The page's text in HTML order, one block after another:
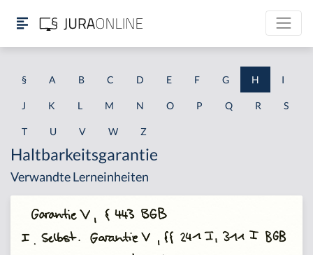
§ A B C D E F G H I
J K L M N O P Q R S
T U V W Z
Haltbarkeitsgarantie
Verwandte Lerneinheiten